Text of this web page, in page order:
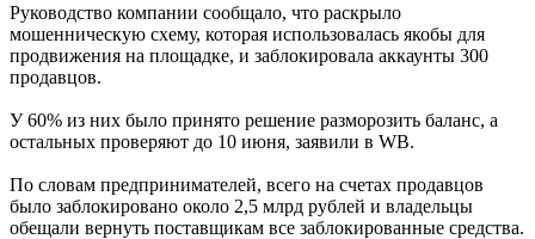
Руководство компании сообщало, что раскрыло
мошенническую схему, которая использовалась якобы для
продвижения на площадке, и заблокировала аккаунты 300
продавцов.
У 60% из них было принято решение разморозить баланс, а
остальных проверяют до 10 июня, заявили в WB.
По словам предпринимателей, всего на счетах продавцов
было заблокировано около 2,5 млрд рублей и владельцы
обещали вернуть поставщикам все заблокированные средства.